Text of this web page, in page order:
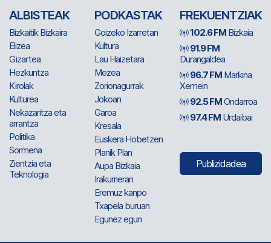
ALBISTEAK
Bizkaitik Bizkaira
Elizea
Gizartea
Hezkuntza
Kirolak
Kulturea
Nekazaritza eta
arrantza
Politika
Sormena
Zientzia eta
Teknologia
PODKASTAK
Goizeko Izarretan
Kultura
Lau Haizetara
Mezea
Zorionagurrak
Jokoan
Garoa
Kresala
Euskera Hobetzen
Planik Plan
Aupa Bizkaia
Irakurrieran
Eremuz kanpo
Txapela buruan
Egunez egun
FREKUENTZIAK
102.6 FM Bizkaia
91.9 FM
Durangaldea
96.7 FM Markina
Xemein
92.5 FMOndarroa
97.4 FM Urdaibai
Publizidadea